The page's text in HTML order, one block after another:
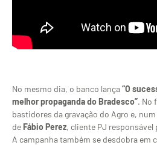
No mesmo dia, o banco lança“O
melhor propaganda do Bradesco”. No
bastidores da gravação do Agro e, num
de Fábio Perez, cliente PJ responsável
A campanhatambém se desdobra em